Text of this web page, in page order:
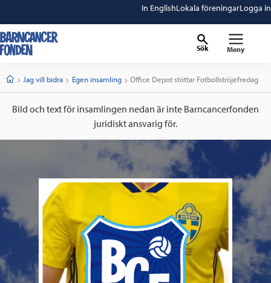
In EnglishLokala föreningarLogga in
Sök Meny
StartJag vill bidra Egen insamling Current:
Office Depot stöttar Fotbollströjefredag
Bild och text för insamlingen nedan är inte Barncancerfonden
juridiskt ansvarig för.